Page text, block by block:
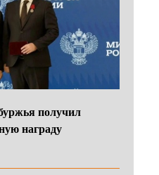
получил
награду